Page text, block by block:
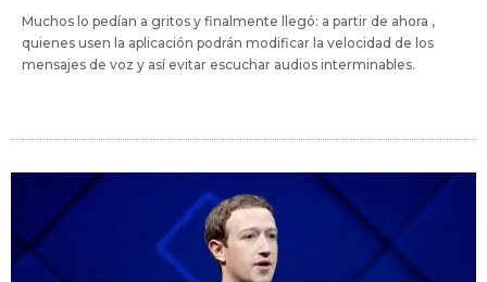
Muchos lo pedían a gritos y finalmente llegó: a partir de ahora ,
quienes usen la aplicación podrán modificar la velocidad de los
mensajes de voz y así evitar escuchar audios interminables.